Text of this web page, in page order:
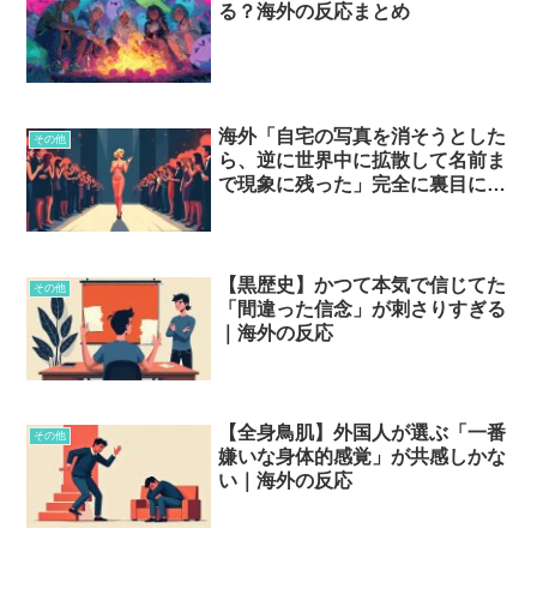
る？海外の反応まとめ
その他
海外「自宅の写真を消そうとした
ら、逆に世界中に拡散して名前ま
で現象に残った」完全に裏目に出
その他
【黒歴史】かつて本気で信じてた
「間違った信念」が刺さりすぎる
｜海外の反応
その他
【全身鳥肌】外国人が選ぶ「一番
嫌いな身体的感覚」が共感しかな
い｜海外の反応